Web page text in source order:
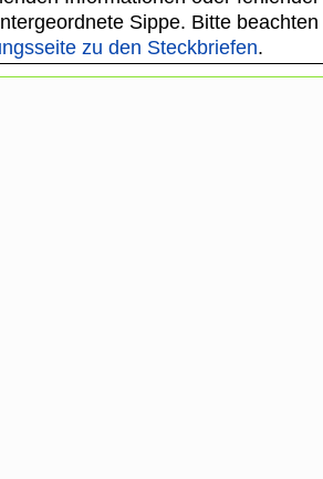
Sippe. Bitte
zu den Steckbriefen.